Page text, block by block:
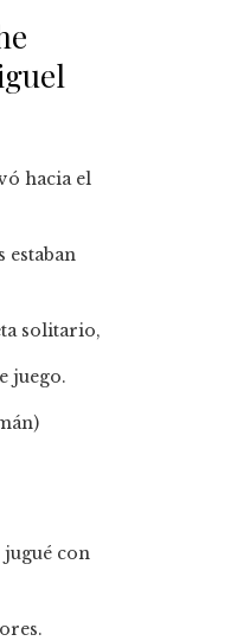
hacia el
estaban
solitario,
juego.
jugué con